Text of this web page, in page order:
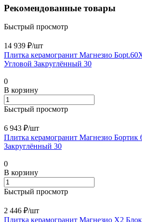
Рекомендованные товары
Быстрый просмотр
14 939 ₽/шт
Плитка керамогранит Магнезио
Угловой Закруглённый 30
0
В корзину
Быстрый просмотр
6 943 ₽/шт
Плитка керамогранит Магнезио Бортик
Закруглённый 30
0
В корзину
Быстрый просмотр
2 446 ₽/шт
Плитка керамогранит Магнезио Х2